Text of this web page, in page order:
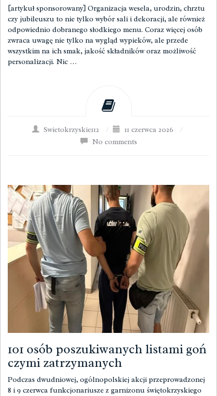
[artykuł sponsorowany] Organizacja wesela, urodzin, chrztu
czy jubileuszu to nie tylko wybór sali i dekoracji, ale również
odpowiednio dobranego słodkiego menu. Coraz więcej osób
zwraca uwagę nie tylko na wygląd wypieków, ale przede
wszystkim na ich smak, jakość składników oraz możliwość
personalizacji. Nic …
Swietokrzyskie112 / 11 czerwca 2026
/
No comments
101 osób poszukiwanych listami goń
czymi zatrzymanych
Podczas dwudniowej, ogólnopolskiej akcji przeprowadzonej
8 i 9 czerwca funkcjonariusze z garnizonu świętokrzyskiego